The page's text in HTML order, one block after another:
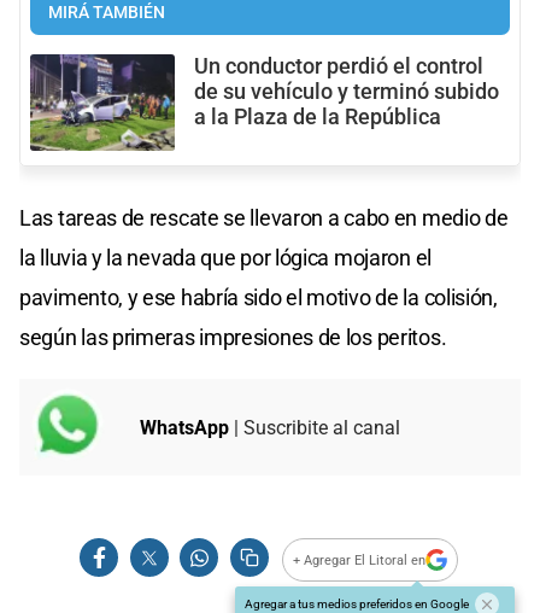
MIRÁ TAMBIÉN
Un conductor perdió el control
de su vehículo y terminó subido
a la Plaza de la República
Las tareas de rescate se llevaron a cabo en medio de
la lluvia y la nevada que por lógica mojaron el
pavimento, y ese habría sido el motivo de la colisión,
según las primeras impresiones de los peritos.
WhatsApp | Suscribite al canal
+ Agregar El Litoral en
Agregar a tus medios preferidos en Google